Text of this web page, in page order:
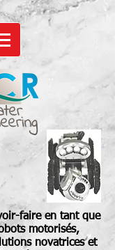
faire en tant que
motorisés,
novatrices et